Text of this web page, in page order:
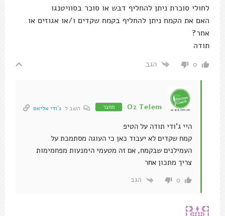
לחולי סוכרת ניתן להחליף דבש או סוכר בסוויטנגו
האם את הקמח ניתן להחליף בקמח שקדים ו/או אגוזים או
אחר?
תודה
0 הגב
Oz Telem מחבר השב ל ג'ודי אליאס
היי ג'ודי תודה על הטיפ
קמח שקדים לא יעבוד כאן כי העוגה מסתמכת על
העמילנים שבקמח, אם זה מטעמי הימנעות מפחמימות
צריך מתכון אחר
0 הגב